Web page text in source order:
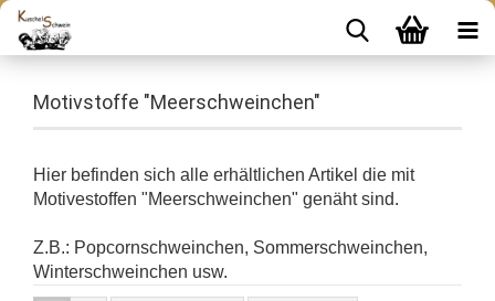
Motivstoffe "Meerschweinchen"
Hier befinden sich alle erhältlichen Artikel die mit
Motivestoffen "Meerschweinchen" genäht sind.
Z.B.: Popcornschweinchen, Sommerschweinchen,
Winterschweinchen usw.